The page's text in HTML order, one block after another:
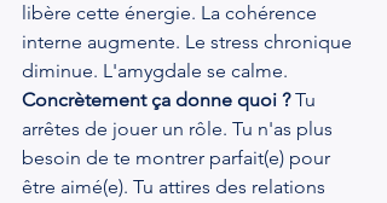
libère cette énergie. La cohérence
interne augmente. Le stress chronique
diminue. L'amygdale se calme.
Concrètement ça donne quoi ? Tu
arrêtes de jouer un rôle. Tu n'as plus
besoin de te montrer parfait(e) pour
être aimé(e). Tu attires des relations